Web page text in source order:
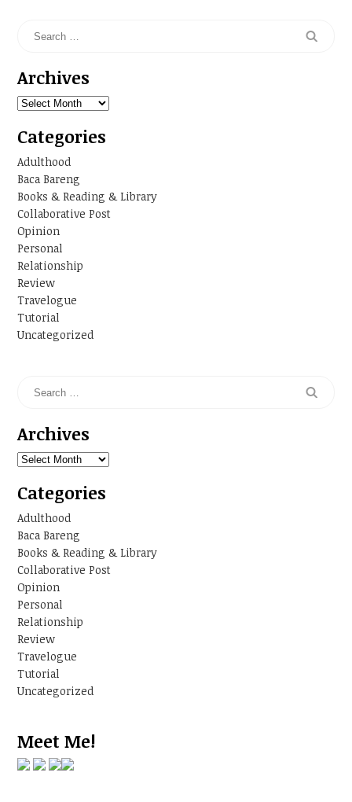
Archives
Archives
Categories
Adulthood
Baca Bareng
Books & Reading & Library
Collaborative Post
Opinion
Personal
Relationship
Review
Travelogue
Tutorial
Uncategorized
Archives
Archives
Categories
Adulthood
Baca Bareng
Books & Reading & Library
Collaborative Post
Opinion
Personal
Relationship
Review
Travelogue
Tutorial
Uncategorized
Meet Me!